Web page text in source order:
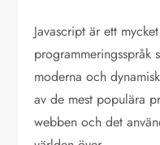
Javascript är ett
programmeringsspråk
moderna och
av de mest populära
webben och det